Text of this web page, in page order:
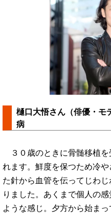
樋口大悟さん（俳優・モ
病
３０歳のときに骨髄移植を
れます。鮮度を保つため冷
た針から血管を伝ってじわ
りました。あくまで個人の
ような感じ。夕方から始ま